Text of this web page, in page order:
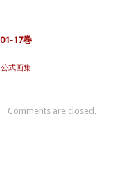
17巻
式画集
Comments are closed.